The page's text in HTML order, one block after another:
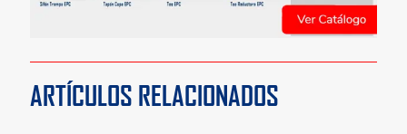
ARTÍCULOS RELACIONADOS